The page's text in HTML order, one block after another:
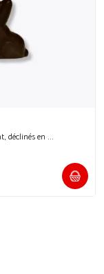
déclinés en ...